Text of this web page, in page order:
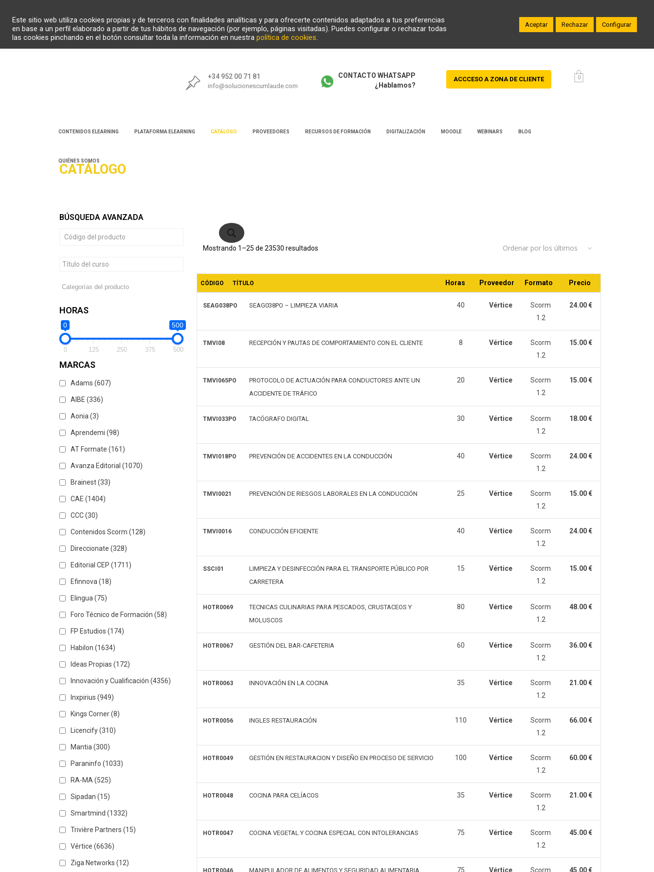
+34 952 00 71 81
info@solucionescumlaude.com
CONTACTO WHATSAPP
¿Hablamos?
ACCCESO A ZONA DE CLIENTE 0
CONTENIDOS ELEARNING PLATAFORMA ELEARNING CATÁLOGO PROVEEDORES RECURSOS DE FORMACIÓN DIGITALIZACIÓN MOODLE WEBINARS BLOG
QUIÉNES SOMOS
CATÁLOGO
productos
Mostrando 1–25 de 23530 resultados
los
Ordenar por los últimos
CÓDIGO TÍTULO Horas Proveedor Formato Precio
SEAG038PO SEAG038PO – LIMPIEZA VIARIA 40 Vértice
Scorm
1.2
24.00 €
TMVI08 RECEPCIÓN Y PAUTAS DE COMPORTAMIENTO CON EL CLIENTE 8 Vértice
Scorm
1.2
15.00 €
TMVI065PO
PROTOCOLO DE ACTUACIÓN PARA CONDUCTORES ANTE UN
ACCIDENTE DE TRÁFICO
20 Vértice
Scorm
1.2
15.00 €
TMVI033PO TACÓGRAFO DIGITAL 30 Vértice
Scorm
1.2
18.00 €
TMVI018PO PREVENCIÓN DE ACCIDENTES EN LA CONDUCCIÓN 40 Vértice
Scorm
1.2
24.00 €
TMVI0021 PREVENCIÓN DE RIESGOS LABORALES EN LA CONDUCCIÓN 25 Vértice
Scorm
1.2
15.00 €
TMVI0016 CONDUCCIÓN EFICIENTE 40 Vértice
Scorm
1.2
24.00 €
SSCI01
LIMPIEZA Y DESINFECCIÓN PARA EL TRANSPORTE PÚBLICO POR
CARRETERA
15 Vértice
Scorm
1.2
15.00 €
HOTR0069
TECNICAS CULINARIAS PARA PESCADOS, CRUSTACEOS Y
MOLUSCOS
80 Vértice
Scorm
1.2
48.00 €
HOTR0067 GESTIÓN DEL BAR-CAFETERIA 60 Vértice
Scorm
1.2
36.00 €
HOTR0063 INNOVACIÓN EN LA COCINA 35 Vértice
Scorm
1.2
21.00 €
HOTR0056 INGLES RESTAURACIÓN 110 Vértice
Scorm
1.2
66.00 €
HOTR0049 GESTIÓN EN RESTAURACION Y DISEÑO EN PROCESO DE SERVICIO 100 Vértice
Scorm
1.2
60.00 €
HOTR0048 COCINA PARA CELÍACOS 35 Vértice
Scorm
1.2
21.00 €
HOTR0047 COCINA VEGETAL Y COCINA ESPECIAL CON INTOLERANCIAS 75 Vértice
Scorm
1.2
45.00 €
HOTR0046 MANIPULADOR DE ALIMENTOS Y SEGURIDAD ALIMENTARIA 75 Vértice
Scorm
45.00 €
BÚSQUEDA AVANZADA
HORAS
0 500
0 125 250 375 500
MARCAS
Adams (607)
AIBE (336)
Aonia (3)
Aprendemi (98)
AT Formate (161)
Avanza Editorial (1070)
Brainest(33)
CAE (1404)
CCC(30)
Contenidos Scorm (128)
Direccionate (328)
Editorial CEP (1711)
Efinnova (18)
Elingua (75)
Foro Técnico de Formación (58)
FP Estudios (174)
Habilon (1634)
Ideas Propias (172)
Innovación y Cualificación (4356)
Inxpirius (949)
Kings Corner(8)
Licencify(310)
Mantia (300)
Paraninfo (1033)
RA-MA (525)
Sipadan (15)
Smartmind (1332)
Trivière Partners (15)
Vértice (6636)
Ziga Networks (12)
Este sitio web utiliza cookies propias y de terceros con finalidades analíticas y para ofrecerte contenidos adaptados a tus preferencias
en base a un perfil elaborado a partir de tus hábitos de navegación (por ejemplo, páginas visitadas). Puedes configurar o rechazar todas
las cookies pinchando en el botón consultar toda la información en nuestra política de cookies.
Aceptar Rechazar Configurar